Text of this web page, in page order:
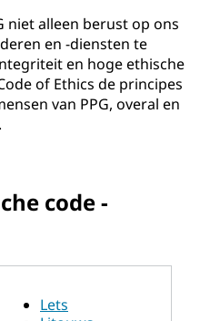
niet alleen berust op ons
en -diensten te
en hoge ethische
of Ethics de principes
van PPG, overal en
code -
Lets